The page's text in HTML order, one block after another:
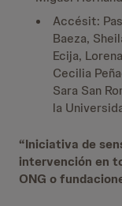
Accésit:
Baeza,
Ecija,
Cecilia
Sara San
la
“Iniciativa de
intervención en
ONG o